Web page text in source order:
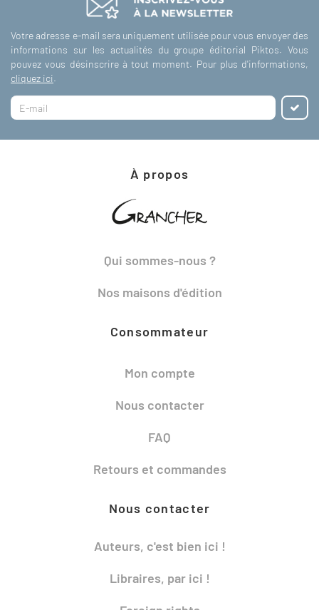
Votre adresse e-mail sera uniquement utilisée pour vous envoyer des
informations sur les actualités du groupe éditorial Piktos. Vous
pouvez vous désinscrire à tout moment. Pour plus d'informations,
cliquez ici.
À propos
Qui sommes-nous ?
Nos maisons d'édition
Consommateur
Mon compte
Nous contacter
FAQ
Retours et commandes
Nous contacter
Auteurs, c'est bien ici !
Libraires, par ici !